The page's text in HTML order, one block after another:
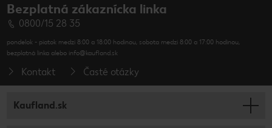
Bezplatná zákaznícka linka
0800/15 28 35
pondelok - piatok medzi 8:00 a 18:00 hodinou, sobota medzi 8:00 a 17:00 hodinou,
bezplatná linka alebo info@kaufland.sk
Kontakt Časté otázky
Kaufland.sk